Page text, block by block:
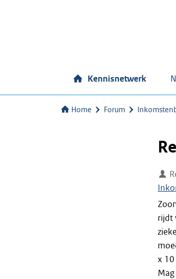
Kennisnetwerk
Home Forum
rijdt
x